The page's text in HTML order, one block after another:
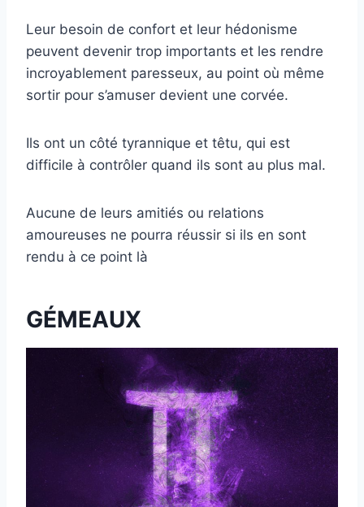
Leur besoin de confort et leur hédonisme
peuvent devenir trop importants et les rendre
incroyablement paresseux, au point où même
sortir pour s’amuser devient une corvée.
Ils ont un côté tyrannique et têtu, qui est
difficile à contrôler quand ils sont au plus mal.
Aucune de leurs amitiés ou relations
amoureuses ne pourra réussir si ils en sont
rendu à ce point là
GÉMEAUX